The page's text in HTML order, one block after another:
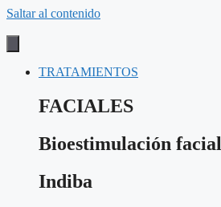
Saltar al contenido
TRATAMIENTOS
FACIALES
Bioestimulación facial
Indiba